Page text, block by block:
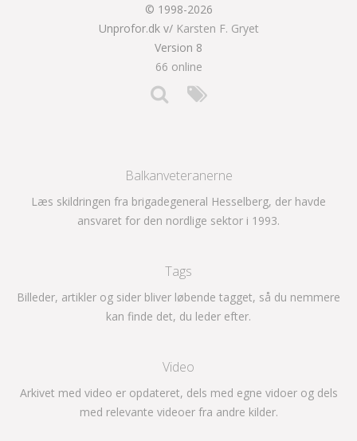
© 1998-2026
Unprofor.dk v/ Karsten F. Gryet
Version 8
66 online
Balkanveteranerne
Læs skildringen fra brigadegeneral Hesselberg, der havde
ansvaret for den nordlige sektor i 1993.
Tags
Billeder, artikler og sider bliver løbende tagget, så du nemmere
kan finde det, du leder efter.
Video
Arkivet med video er opdateret, dels med egne vidoer og dels
med relevante videoer fra andre kilder.